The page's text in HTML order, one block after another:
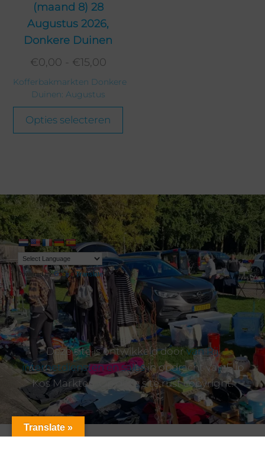
(maand 8) 28
Augustus 2026,
Donkere Duinen
€0,00 - €15,00
Kofferbakmarkten Donkere
Duinen: Augustus
Opties selecteren
Powered by Translate
Deze site is ontwikkeld doorvan Rij
internetdiensten en salesin opdracht van Flip
Kos Markten. Op deze site rust copyright.
Translate »